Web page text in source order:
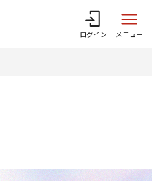
ログイン メニュー